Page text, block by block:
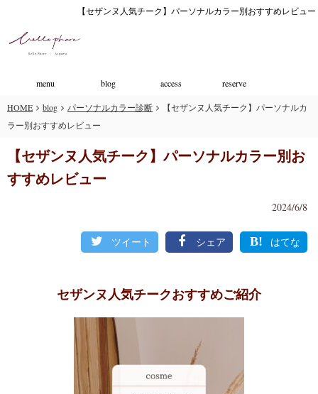
【セザンヌ人気チーク】パーソナルカラー別おすすめレビュー
menu blog access reserve
HOME blog パーソナルカラー診断
【セザンヌ人気チーク】パーソナルカ
ラー別おすすめレビュー
【セザンヌ人気チーク】パーソナルカラー別お
すすめレビュー
2024/6/8
ツイート シェア はてな
セザンヌ人気チークおすすめご紹介